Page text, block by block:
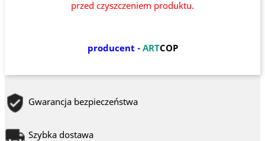
przed czyszczeniem produktu.
producent - ARTCOP
Gwarancja bezpieczeństwa
Szybka dostawa